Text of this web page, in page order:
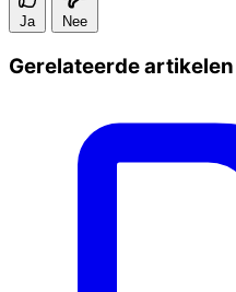
Ja Nee
Gerelateerde artikelen